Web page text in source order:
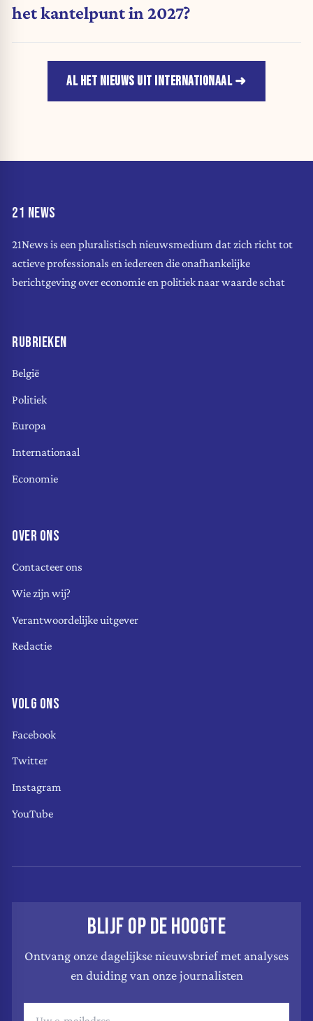
het kantelpunt in 2027?
AL HET NIEUWS UIT INTERNATIONAAL
21 NEWS
21News is een pluralistisch nieuwsmedium dat zich richt tot
actieve professionals en iedereen die onafhankelijke
berichtgeving over economie en politiek naar waarde schat
RUBRIEKEN
België
Politiek
Europa
Internationaal
Economie
OVER ONS
Contacteer ons
Wie zijn wij?
Verantwoordelijke uitgever
Redactie
VOLG ONS
Facebook
Twitter
Instagram
YouTube
BLIJF OP DE HOOGTE
Ontvang onze dagelijkse nieuwsbrief met analyses
en duiding van onze journalisten